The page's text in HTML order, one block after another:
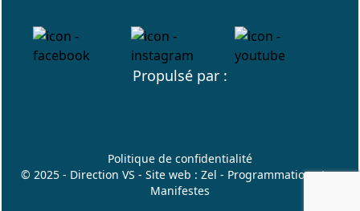
Propulsé par :
Politique de confidentialité
© 2025 - Direction VS - Site web : Zel - Programmation :Les
Manifestes